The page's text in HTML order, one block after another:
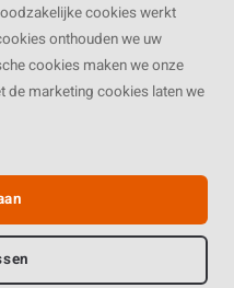
cookies werkt
onthouden we uw
cookies maken we onze
de marketing cookies laten we